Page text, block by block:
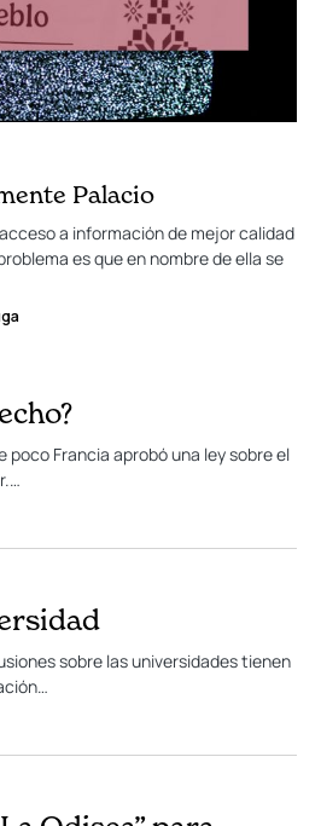
Palacio
a información de mejor calidad
es que en nombre de ella se
poco Francia aprobó una ley sobre el
sobre las universidades tienen